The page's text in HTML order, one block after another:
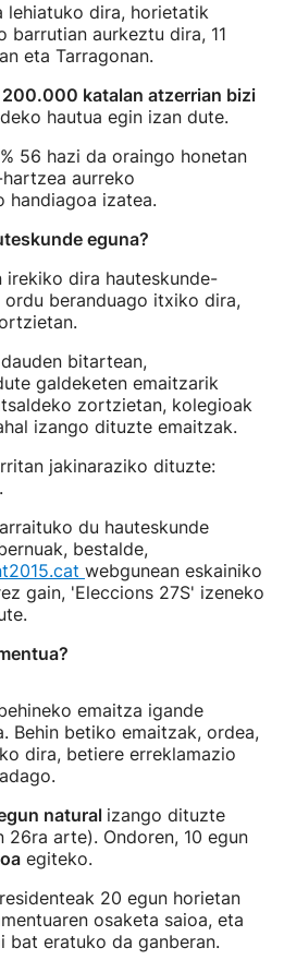
lehiatuko dira, horietatik
barrutian aurkeztu dira, 11
eta Tarragonan.
katalan atzerrian bizi
hautua egin izan dute.
56 hazi da oraingo honetan
aurreko
handiagoa izatea.
eguna?
dira hauteskunde-
beranduago itxiko dira,
bitartean,
galdeketen emaitzarik
zortzietan, kolegioak
izango dituzte emaitzak.
jakinaraziko dituzte:
du hauteskunde
bestalde,
webgunean eskainiko
gain, 'Eleccions 27S' izeneko
emaitza igande
Behin betiko emaitzak, ordea,
dira, betiere erreklamazio
natural izango dituzte
26ra arte). Ondoren, 10 egun
egiteko.
20 egun horietan
osaketa saioa, eta
bat eratuko da ganberan.